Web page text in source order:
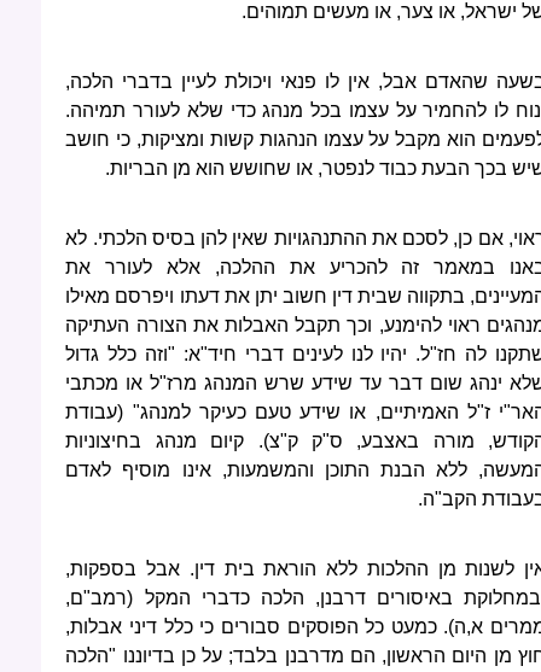
ישראל, או צער, או מעשים תמוהים.
שהאדם אבל, אין לו פנאי ויכולת לעיין בדברי הלכה,
לו להחמיר על עצמו בכל מנהג כדי שלא לעורר תמיהה.
הוא מקבל על עצמו הנהגות קשות ומציקות, כי חושב
בכך הבעת כבוד לנפטר, או שחושש הוא מן הבריות.
אם כן, לסכם את ההתנהגויות שאין להן בסיס הלכתי. לא
במאמר זה להכריע את ההלכה, אלא לעורר את
בתקווה שבית דין חשוב יתן את דעתו ויפרסם מאילו
ראוי להימנע, וכך תקבל האבלות את הצורה העתיקה
לה חז"ל. יהיו לנו לעינים דברי חיד"א: "וזה כלל גדול
ינהג שום דבר עד שידע שרש המנהג מרז"ל או מכתבי
ז"ל האמיתיים, או שידע טעם כעיקר למנהג" (עבודת
מורה באצבע, ס"ק ק"צ). קיום מנהג בחיצוניות
ללא הבנת התוכן והמשמעות, אינו מוסיף לאדם
הקב"ה.
לשנות מן ההלכות ללא הוראת בית דין. אבל בספקות,
באיסורים דרבנן, הלכה כדברי המקל (רמב"ם,
א,ה). כמעט כל הפוסקים סבורים כי כלל דיני אבלות,
מן היום הראשון, הם מדרבנן בלבד; על כן בדיוננו "הלכה